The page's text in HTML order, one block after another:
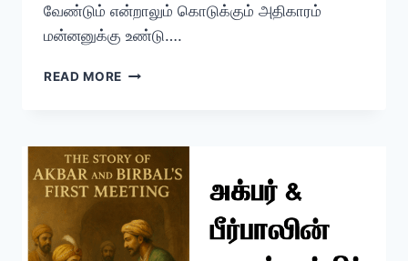
வேண்டும் என்றாலும் கொடுக்கும் அதிகாரம்
மன்னனுக்கு உண்டு….
READ MORE அக்பர்
பகுதி
–
1